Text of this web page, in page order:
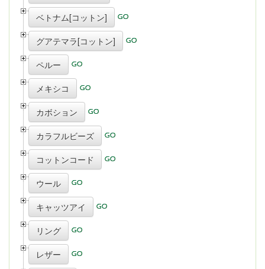
ベトナム[コットン]
グアテマラ[コットン]
ペルー
メキシコ
カボション
カラフルビーズ
コットンコード
ウール
キャッツアイ
リング
レザー